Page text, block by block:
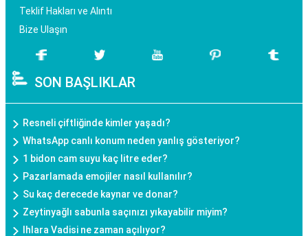
Teklif Hakları ve Alıntı
Bize Ulaşın
SON BAŞLIKLAR
Resneli çiftliğinde kimler yaşadı?
WhatsApp canlı konum neden yanlış gösteriyor?
1 bidon cam suyu kaç litre eder?
Pazarlamada emojiler nasıl kullanılır?
Su kaç derecede kaynar ve donar?
Zeytinyağlı sabunla saçınızı yıkayabilir miyim?
Ihlara Vadisi ne zaman açılıyor?